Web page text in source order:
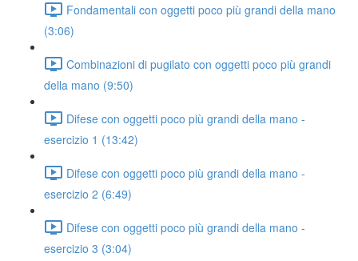
Fondamentali con oggetti poco più grandi della mano
(3:06)
Combinazioni di pugilato con oggetti poco più grandi
della mano (9:50)
Difese con oggetti poco più grandi della mano -
esercizio 1 (13:42)
Difese con oggetti poco più grandi della mano -
esercizio 2 (6:49)
Difese con oggetti poco più grandi della mano -
esercizio 3 (3:04)